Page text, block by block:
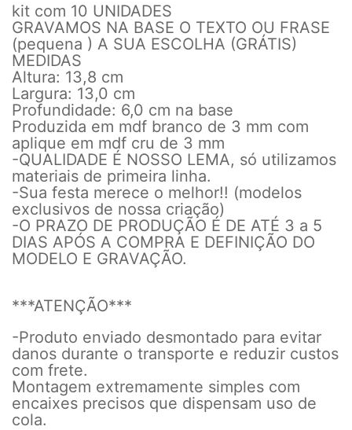
kit com 10 UNIDADES
GRAVAMOS NA BASE O TEXTO OU FRASE
(pequena ) A SUA ESCOLHA (GRÁTIS)
MEDIDAS
Altura: 13,8 cm
Largura: 13,0 cm
Profundidade: 6,0 cm na base
Produzida em mdf branco de 3 mm com
aplique em mdf cru de 3 mm
-QUALIDADE É NOSSO LEMA, só utilizamos
materiais de primeira linha.
-Sua festa merece o melhor!! (modelos
exclusivos de nossa criação)
-O PRAZO DE PRODUÇÃO É DE ATÉ 3 a 5
DIAS APÓS A COMPRA E DEFINIÇÃO DO
MODELO E GRAVAÇÃO.
***ATENÇÃO***
-Produto enviado desmontado para evitar
danos durante o transporte e reduzir custos
com frete.
Montagem extremamente simples com
encaixes precisos que dispensam uso de
cola.